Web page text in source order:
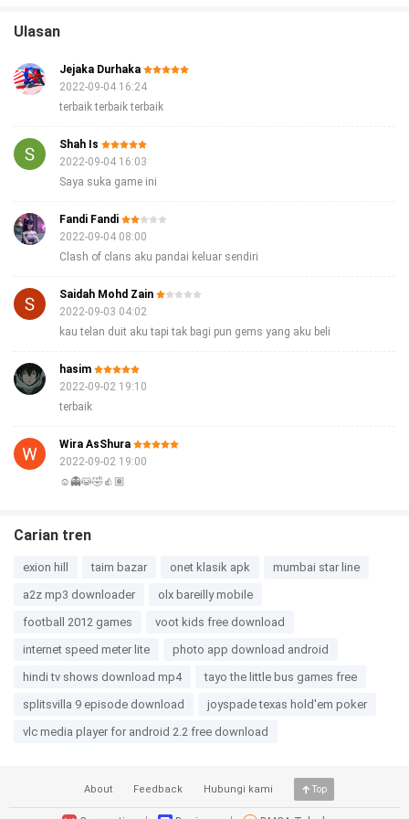
Ulasan
Jejaka Durhaka
2022-09-04 16:24
terbaik terbaik terbaik
Shah Is
2022-09-04 16:03
Saya suka game ini
Fandi Fandi
2022-09-04 08:00
Clash of clans aku pandai keluar sendiri
Saidah Mohd Zain
2022-09-03 04:02
kau telan duit aku tapi tak bagi pun gems yang aku beli
hasim
2022-09-02 19:10
terbaik
Wira AsShura
2022-09-02 19:00
☺️👻😹🤣👍🏽
Carian tren
exion hill taim bazar onet klasik apk
mumbai star line
a2z mp3 downloader
olx bareilly mobile
football 2012 games
voot kids free download
internet speed meter lite
photo app download android
hindi tv shows download mp4
tayo the little bus games free
splitsvilla 9 episode download
joyspade texas hold'em poker
vlc media player for android 2.2 free download
About Feedback Hubungi kami Top